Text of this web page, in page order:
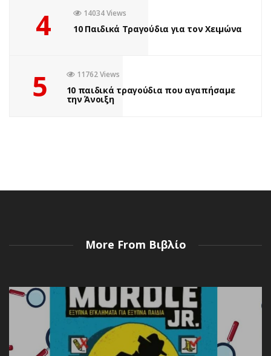
4 14034 Views
10 Παιδικά Τραγούδια για τον Χειμώνα
5 11762 Views
10 παιδικά τραγούδια που αγαπήσαμε
την Άνοιξη
More From Βιβλίο